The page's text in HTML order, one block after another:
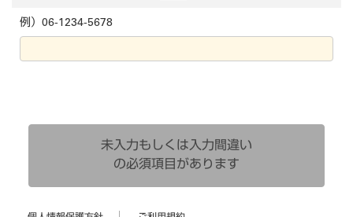
例）06-1234-5678
未入力もしくは入力間違い
の必須項目があります